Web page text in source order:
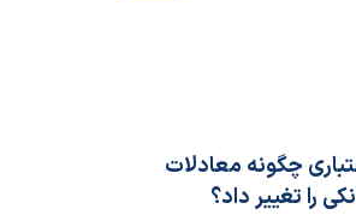
چگونه معادلات
را تغییر داد؟